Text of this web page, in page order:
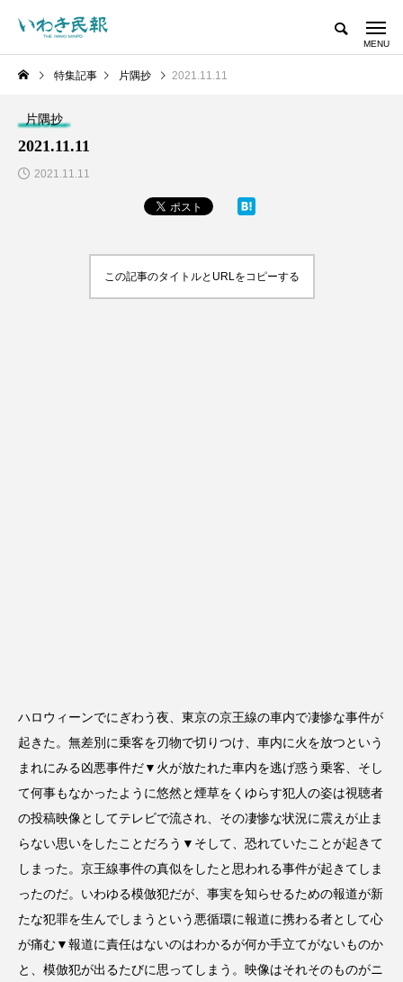
特集記事 片隅抄 2021.11.11
片隅抄
2021.11.11
2021.11.11
この記事のタイトルとURLをコピーする
ハロウィーンでにぎわう夜、東京の京王線の車内で凄惨な事件が
起きた。無差別に乗客を刃物で切りつけ、車内に火を放つという
まれにみる凶悪事件だ▼火が放たれた車内を逃げ惑う乗客、そし
て何事もなかったように悠然と煙草をくゆらす犯人の姿は視聴者
の投稿映像としてテレビで流され、その凄惨な状況に震えが止ま
らない思いをしたことだろう▼そして、恐れていたことが起きて
しまった。京王線事件の真似をしたと思われる事件が起きてしま
ったのだ。いわゆる模倣犯だが、事実を知らせるための報道が新
たな犯罪を生んでしまうという悪循環に報道に携わる者として心
が痛む▼報道に責任はないのはわかるが何か手立てがないものか
と、模倣犯が出るたびに思ってしまう。映像はそれそのものがニ